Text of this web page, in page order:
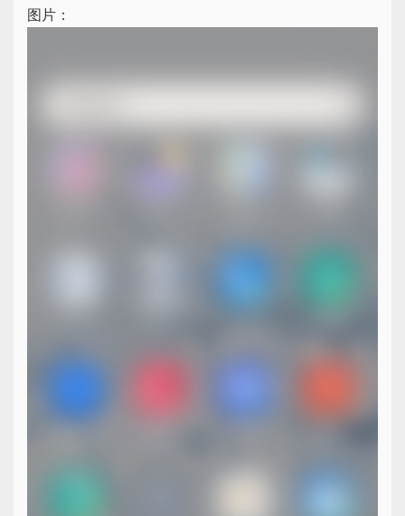
图片：